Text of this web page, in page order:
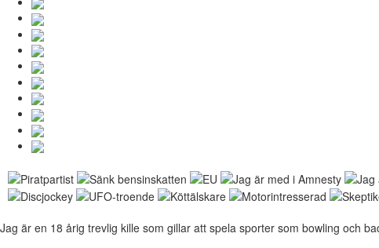
Jag är en 18 årig trevlig kille som gillar att spela sporter som bowling och